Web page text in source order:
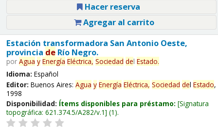
Hacer reserva
Agregar al carrito
Estación transformadora San Antonio Oeste,
provincia deRío Negro.
por Agua y Energía Eléctrica, Sociedad del Estado.
Idioma: Español
Editor: Buenos Aires: Agua y Energía Eléctrica, Sociedad del Estado,
1998
Disponibilidad: Ítems disponibles para préstamo: Signatura
topográfica: 621.374.5/A282/v.1 (1).